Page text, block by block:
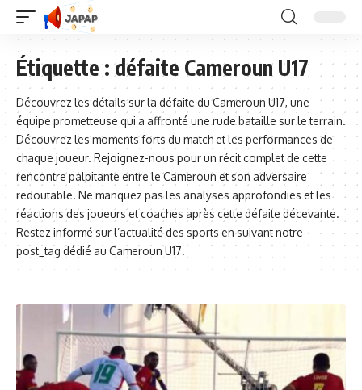
Étiquette :défaite Cameroun U17
Découvrez les détails sur la défaite du Cameroun U17, une
équipe prometteuse qui a affronté une rude bataille sur le terrain.
Découvrez les moments forts du match et les performances de
chaque joueur. Rejoignez-nous pour un récit complet de cette
rencontre palpitante entre le Cameroun et son adversaire
redoutable. Ne manquez pas les analyses approfondies et les
réactions des joueurs et coaches après cette défaite décevante.
Restez informé sur l’actualité des sports en suivant notre
post_tag dédié au Cameroun U17.